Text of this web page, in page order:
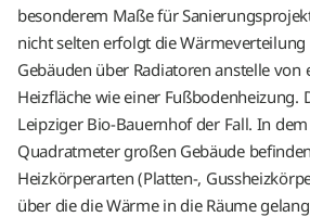
besonderem Maße für
nicht selten erfolgt die Wärmeverteilung
Gebäuden über Radiatoren anstelle von
Heizfläche wie einer Fußbodenheizung.
Leipziger Bio-Bauernhof der Fall. In
Quadratmeter großen Gebäude
Heizkörperarten (Platten-,
über die die Wärme in die Räume